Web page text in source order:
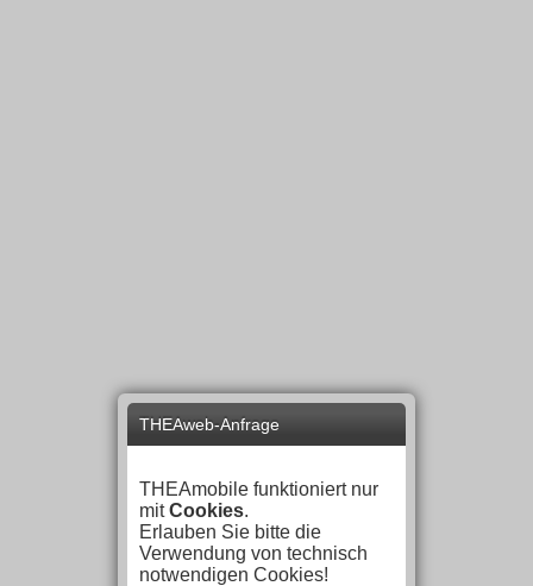
THEAweb-Anfrage
THEAmobile funktioniert nur
mitCookies.
Erlauben Sie bitte die
Verwendung von technisch
notwendigen Cookies!